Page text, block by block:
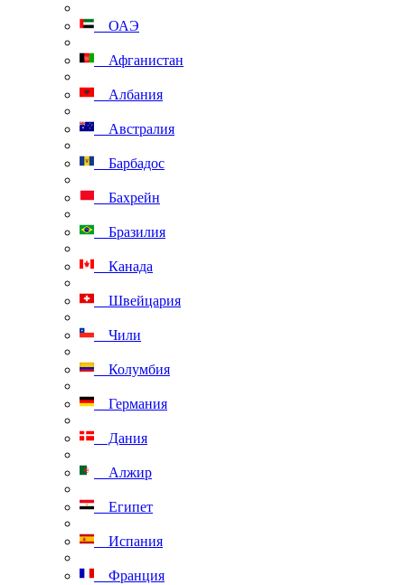
ОАЭ
Афганистан
Албания
Австралия
Барбадос
Бахрейн
Бразилия
Канада
Швейцария
Чили
Колумбия
Германия
Дания
Алжир
Египет
Испания
Франция